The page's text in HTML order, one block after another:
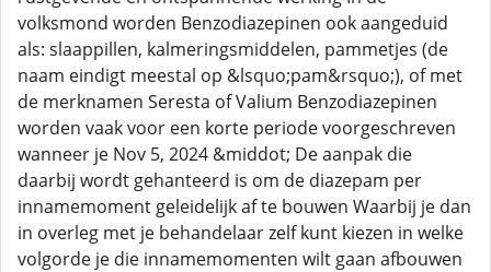
volksmond worden Benzodiazepinen ook aangeduid
als: slaappillen, kalmeringsmiddelen, pammetjes (de
naam eindigt meestal op &lsquo;pam&rsquo;), of met
de merknamen Seresta of Valium Benzodiazepinen
worden vaak voor een korte periode voorgeschreven
wanneer je Nov 5, 2024 &middot; De aanpak die
daarbij wordt gehanteerd is om de diazepam per
innamemoment geleidelijk af te bouwen Waarbij je dan
in overleg met je behandelaar zelf kunt kiezen in welke
volgorde je die innamemomenten wilt gaan afbouwen